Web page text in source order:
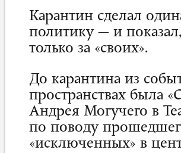
Карантин сделал
политику — и
только за «своих».
До карантина из
пространствах была
Андрея Могучего в
по поводу
«исключенных» в